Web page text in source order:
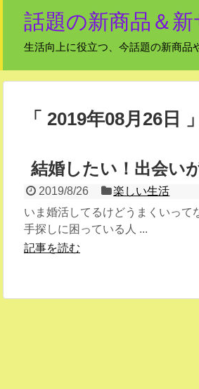
話題の新商品＆新
生活向上に役立つ、今話題の新商品
「 2019年08月26日
結婚したい！出会い
2019/8/26
楽しい生活
いま婚活してるけどうまくいって
手探しに困っている人 ...
記事を読む